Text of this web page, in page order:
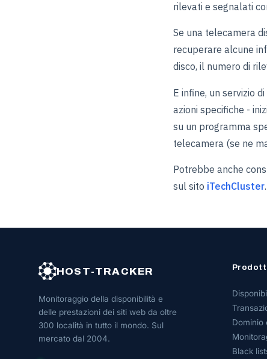
rilevati e segnalati
Se una telecamera
recuperare alcune
disco, il numero di
E infine, un servizio
azioni specifiche -
su un programma
telecamera (se ne
Potrebbe anche
sul sito iTechCluster.
HOST-TRACKER
Monitoraggio della disponibilità e
delle prestazioni dei siti web da oltre
300 località in tutto il mondo. Sul
mercato dal 2004.
Dominio
Black